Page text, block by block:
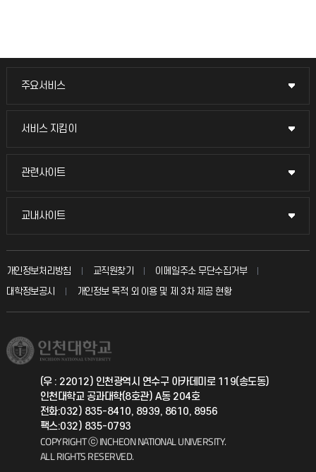
주요서비스
주요서비스
교무회의방송
입학안내
취업정보(학생)
서비스 지킴이
서비스 지킴이
묻고 답하기
칭찬마당
학생서비스 지킴이
관련사이트
관련사이트
국방헬프콜
총동문회
교내사이트
교내사이트
교수회
교육혁신본부
국제지원과
공자아카데미
기초교육원
개인정보처리방침 교직원찾기
이메일주소 무단수집거부
대학정보공시
개인정보 목적 외 이용 및 제 3차 제공 현황
(우 : 22012) 인천광역시 연수구 아카데미로 119(송도동)
인천대학교 공과대학(8호관) A동 204호
전화:032) 835-8410, 8939, 8610, 8956
팩스:032) 835-0793
COPYRIGHT ⓒ INCHEON NATIONAL UNIVERSITY.
ALL RIGHTS RESERVED.